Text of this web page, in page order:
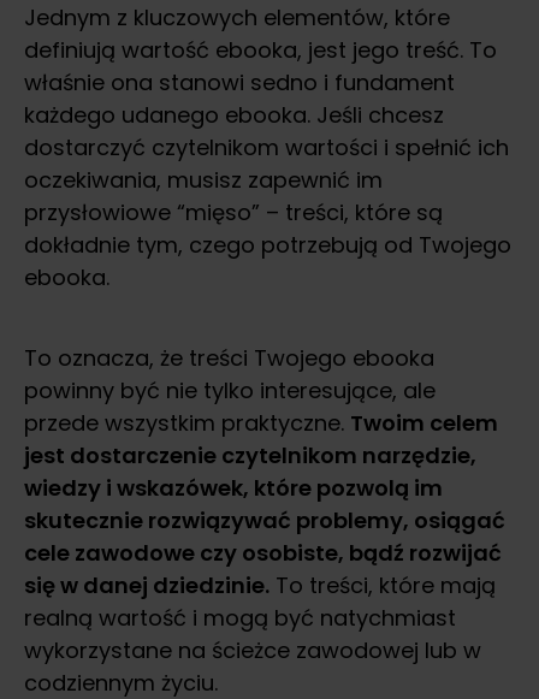
Jednym z kluczowych elementów, które
definiują wartość ebooka, jest jego treść. To
właśnie ona stanowi sedno i fundament
każdego udanego ebooka. Jeśli chcesz
dostarczyć czytelnikom wartości i spełnić ich
oczekiwania, musisz zapewnić im
przysłowiowe “mięso” – treści, które są
dokładnie tym, czego potrzebują od Twojego
ebooka.
To oznacza, że treści Twojego ebooka
powinny być nie tylko interesujące, ale
przede wszystkim praktyczne. Twoim celem
jest dostarczenie czytelnikom narzędzie,
wiedzy i wskazówek, które pozwolą im
skutecznie rozwiązywać problemy, osiągać
cele zawodowe czy osobiste, bądź rozwijać
się w danej dziedzinie. To treści, które mają
realną wartość i mogą być natychmiast
wykorzystane na ścieżce zawodowej lub w
codziennym życiu.